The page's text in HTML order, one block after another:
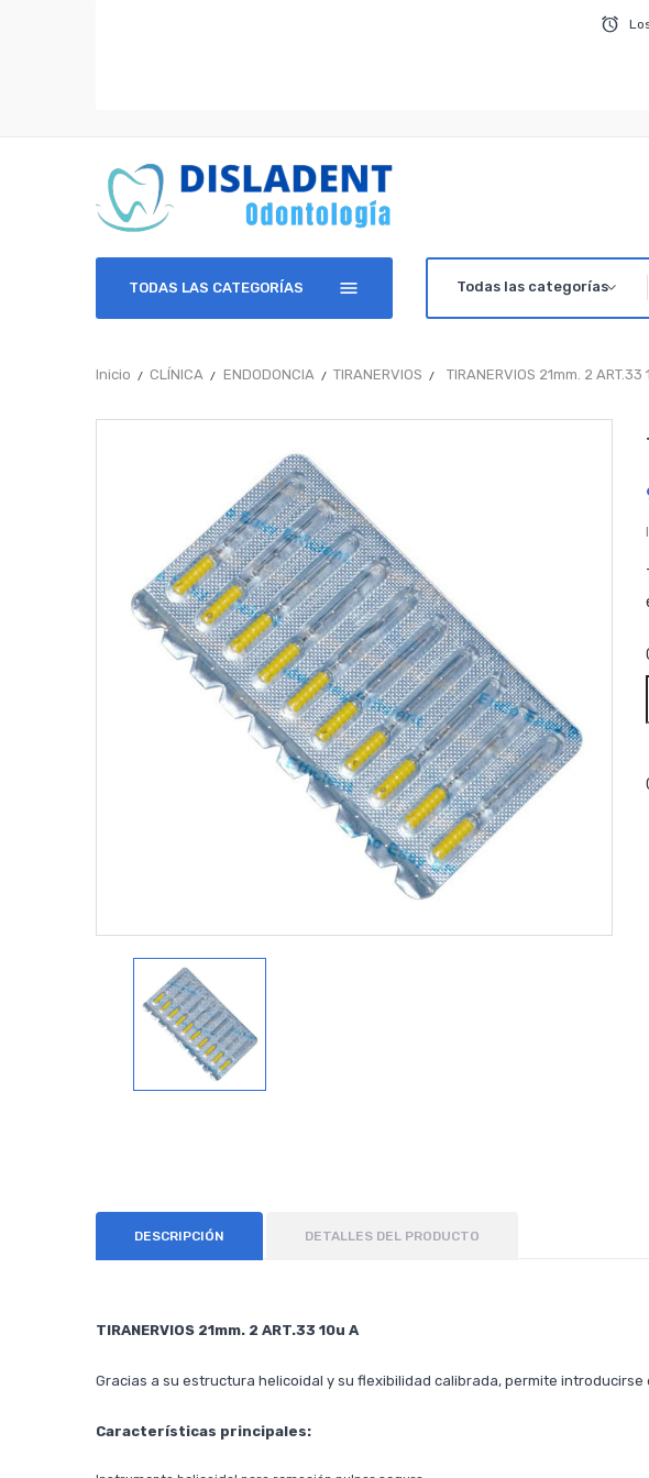
TODAS LAS CATEGORÍAS
Inicio CLÍNICA ENDODONCIA TIRANERVIOS TIRANERVIOS 21mm. 2 ART.33
DESCRIPCIÓN DETALLES DEL PRODUCTO
TIRANERVIOS 21mm. 2 ART.33 10u A
Gracias a su estructura helicoidal y su flexibilidad calibrada, permite
Características principales: